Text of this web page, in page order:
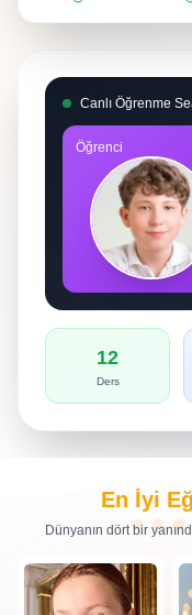
Canlı Öğrenme
Öğrenci
12
Ders
En İyi
Dünyanın dört bir